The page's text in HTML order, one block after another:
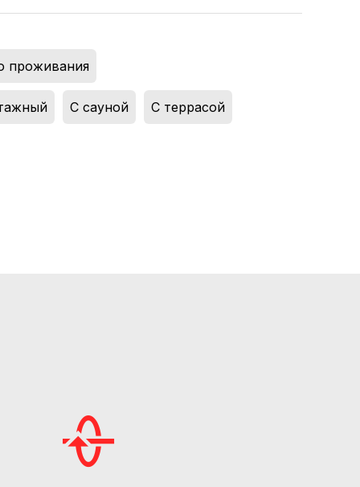
проживания
С сауной С террасой